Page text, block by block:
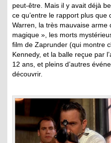
peut-être. Mais il y avait déjà
ce qu’entre le rapport plus que
Warren, la très mauvaise arme
magique », les morts
film de Zaprunder (qui montre
Kennedy, et la balle reçue par
12 ans, et pleins d’autres
découvrir.